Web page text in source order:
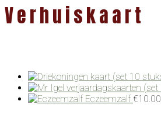
Verhuiskaart
Eczeemzalf €10.00